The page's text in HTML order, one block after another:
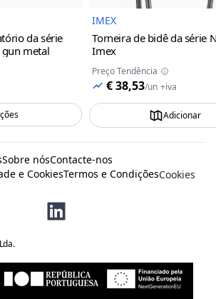
da série
gun metal
IMEX
Torneira de bidê da série
Imex
Preço Tendência
€ 38,53/un +iva
Adicionar
Sobre nósContacte-nos
e CookiesTermos e CondiçõesCookies